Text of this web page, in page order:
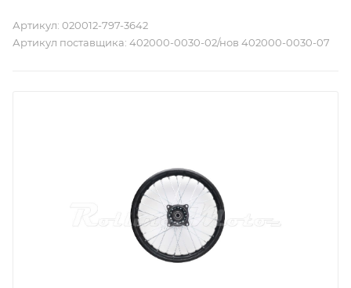
Артикул: 020012-797-3642
Артикул поставщика: 402000-0030-02/нов 402000-0030-07